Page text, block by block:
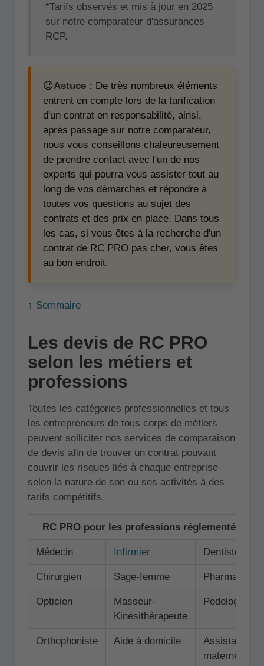
*Tarifs observés et mis à jour en 2025
sur notre comparateur d'assurances
RCP.
😉Astuce : De très nombreux éléments
entrent en compte lors de la tarification
d'un contrat en responsabilité, ainsi,
après passage sur notre comparateur,
nous vous conseillons chaleureusement
de prendre contact avec l'un de nos
experts qui pourra vous assister tout au
long de vos démarches et répondre à
toutes vos questions au sujet des
contrats et des prix en place. Dans tous
les cas, si vous êtes à la recherche d'un
contrat de RC PRO pas cher, vous êtes
au bon endroit.
↑ Sommaire
Les devis de RC PRO
selon les métiers et
professions
Toutes les catégories professionnelles et tous
les entrepreneurs de tous corps de métiers
peuvent solliciter nos services de comparaison
de devis afin de trouver un contrat pouvant
couvrir les risques liés à chaque entreprise
selon la nature de son ou ses activités à des
tarifs compétitifs.
RC PRO pour les professions réglementées ⚖️
Médecin Infirmier Dentiste
Chirurgien Sage-femme Pharmacien
Opticien
Masseur-
Kinésithérapeute
Podologue
Orthophoniste Aide à domicile
Assistance
maternelle